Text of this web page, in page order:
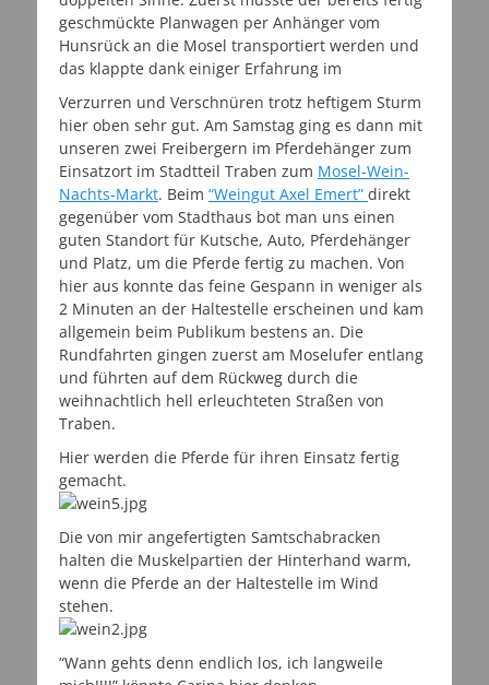
geschmückte Planwagen per Anhänger vom
Hunsrück an die Mosel transportiert werden und
das klappte dank einiger Erfahrung im
Verzurren und Verschnüren trotz heftigem Sturm
hier oben sehr gut. Am Samstag ging es dann mit
unseren zwei Freibergern im Pferdehänger zum
Einsatzort im Stadtteil Traben zum Mosel-Wein-
Nachts-Markt. Beim “Weingut Axel Emert” direkt
gegenüber vom Stadthaus bot man uns einen
guten Standort für Kutsche, Auto, Pferdehänger
und Platz, um die Pferde fertig zu machen. Von
hier aus konnte das feine Gespann in weniger als
2 Minuten an der Haltestelle erscheinen und kam
allgemein beim Publikum bestens an. Die
Rundfahrten gingen zuerst am Moselufer entlang
und führten auf dem Rückweg durch die
weihnachtlich hell erleuchteten Straßen von
Traben.
Hier werden die Pferde für ihren Einsatz fertig
gemacht.
Die von mir angefertigten Samtschabracken
halten die Muskelpartien der Hinterhand warm,
wenn die Pferde an der Haltestelle im Wind
stehen.
“Wann gehts denn endlich los, ich langweile